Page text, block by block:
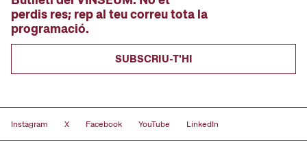
perdis res; rep al teu correu tota la
programació.
SUBSCRIU-T'HI
Instagram X Facebook YouTube LinkedIn